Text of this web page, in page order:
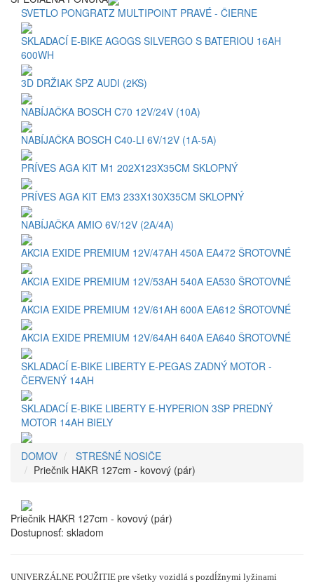
SVETLO PONGRATZ MULTIPOINT PRAVÉ - ČIERNE
SKLADACÍ E-BIKE AGOGS SILVERGO S BATERIOU 16AH
600WH
3D DRŽIAK ŠPZ AUDI (2KS)
NABÍJAČKA BOSCH C70 12V/24V (10A)
NABÍJAČKA BOSCH C40-LI 6V/12V (1A-5A)
PRÍVES AGA KIT M1 202X123X35CM SKLOPNÝ
PRÍVES AGA KIT EM3 233X130X35CM SKLOPNÝ
NABÍJAČKA AMIO 6V/12V (2A/4A)
AKCIA EXIDE PREMIUM 12V/47AH 450A EA472 ŠROTOVNÉ
AKCIA EXIDE PREMIUM 12V/53AH 540A EA530 ŠROTOVNÉ
AKCIA EXIDE PREMIUM 12V/61AH 600A EA612 ŠROTOVNÉ
AKCIA EXIDE PREMIUM 12V/64AH 640A EA640 ŠROTOVNÉ
SKLADACÍ E-BIKE LIBERTY E-PEGAS ZADNÝ MOTOR -
ČERVENÝ 14AH
SKLADACÍ E-BIKE LIBERTY E-HYPERION 3SP PREDNÝ
MOTOR 14AH BIELY
DOMOV
STREŠNÉ NOSIČE
Priečnik HAKR 127cm - kovový (pár)
Priečnik HAKR 127cm - kovový (pár)
Dostupnosť: skladom
UNIVERZÁLNE POUŽITIE pre všetky vozidlá s pozdĺžnymi lyžinami